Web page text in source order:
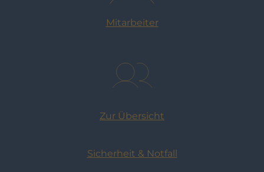
Mitarbeiter
Zur Übersicht
Sicherheit & Notfall